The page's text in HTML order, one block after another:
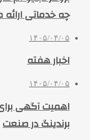
چه خدماتی
۱۴۰۵/۰۴/۰۵
اخبار هفته
۱۴۰۵/۰۴/۰۵
اهمیت آگهی
برندینگ در صنعت